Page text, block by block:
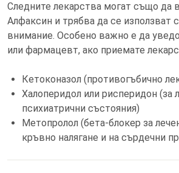
Следните лекарства могат също да
Алфаксин и трябва да се използват
внимание. Особено важно е да
или фармацевт, ако приемате
Кетоконазол (противогъбично
Халоперидол или рисперидон (за
психиатрични състояния)
Метопролол (бета-блокер за
кръвно налягане и на сърдечни